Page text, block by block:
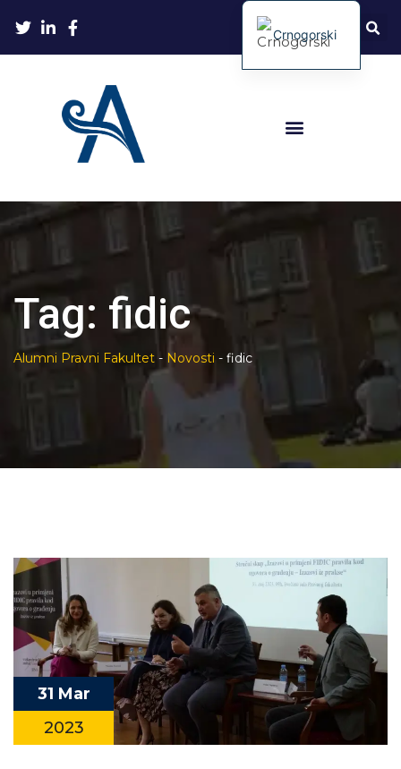
Tag: fidic
Alumni Pravni Fakultet - Novosti - fidic
31 Mar
2023
Crnogorski